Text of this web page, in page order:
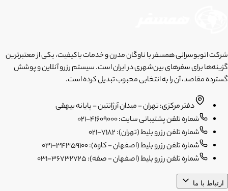
شرکت اتوبوسرانی همسفر با ناوگان مدرن و خدمات باکیفیت، یکی از معتبرترین
گزینه‌ها برای سفرهای بین‌شهری در ایران است. سیستم رزرو آنلاین و پوشش
گسترده مقاصد، آن را به انتخابی محبوب تبدیل کرده است.
دفتر مرکزی: تهران - میدان آرژانتین - پایانه بیهقی
شماره تلفن پشتیبانی سایت: 41609000-021
شماره تلفن رزرو بلیط (تهران): 7182-021
شماره تلفن رزرو بلیط (اصفهان - کاوه): 34359100-031
شماره تلفن رزرو بلیط (اصفهان - صفه): 36732725-031
ارتباط با ما